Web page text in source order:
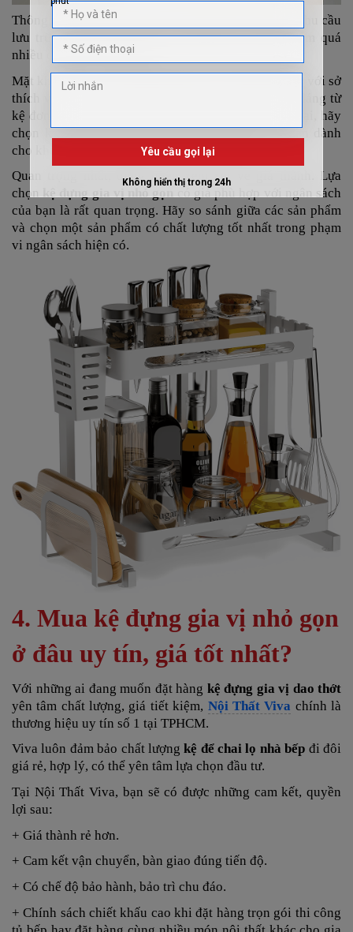
Thông thường, kệ quá nhỏ sẽ không đáp ứng được nhu cầu
lưu trữ của bạn, trong khi kệ quá lớn có thể chiếm quá
nhiều diện tích trong bếp.
Mặt khác, hãy xem xét kiểu dáng của kệ để phù hợp với sở
thích và phong cách thiết kế chung. Có nhiều kiểu dáng từ
kệ đơn giản đến kệ có thiết kế sang trọng và hiện đại, hãy
chọn kiểu phản ánh phong cách yêu thích của bạn dành
cho khu vực nấu nướng ấm cúng, thân quen.
Quan trọng nhất, đừng quên xem xét về giá thành. Lựa
chọn kệ đựng gia vị nhỏ gọn có giá phù hợp với ngân sách
của bạn là rất quan trọng. Hãy so sánh giữa các sản phẩm
và chọn một sản phẩm có chất lượng tốt nhất trong phạm
vi ngân sách hiện có.
4. Mua kệ đựng gia vị nhỏ gọn
ở đâu uy tín, giá tốt nhất?
Với những ai đang muốn đặt hàng kệ đựng gia vị dao thớt
yên tâm chất lượng, giá tiết kiệm, Nội Thất Viva chính là
thương hiệu uy tín số 1 tại TPHCM.
Viva luôn đảm bảo chất lượngkệ để chai lọ nhà bếp đi đôi
giá rẻ, hợp lý, có thể yên tâm lựa chọn đầu tư.
Tại Nội Thất Viva, bạn sẽ có được những cam kết, quyền
lợi sau:
+ Giá thành rẻ hơn.
+ Cam kết vận chuyển, bàn giao đúng tiến độ.
+ Có chế độ bảo hành, bảo trì chu đáo.
+ Chính sách chiết khấu cao khi đặt hàng trọn gói thi công